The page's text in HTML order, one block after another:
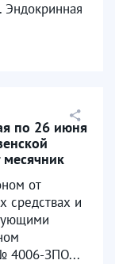
Эндокринная
по 26 июня
месячник
от
средствах и
4006-ЗПО...